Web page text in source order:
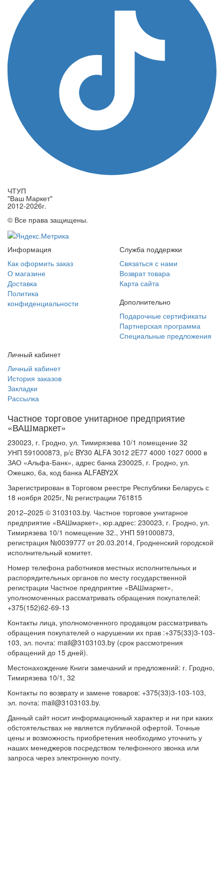
ЧТУП
"Ваш Маркет"
2012-2026г.
© Все права защищены.
Информация
Как оформить заказ
О магазине
Доставка
Политика
конфиденциальности
Служба поддержки
Связаться с нами
Возврат товара
Карта сайта
Дополнительно
Подарочные сертификаты
Партнерская программа
Специальные предложения
Личный кабинет
Личный кабинет
История заказов
Закладки
Рассылка
Частное торговое унитарное предприятие
«ВАШмаркет»
230023, г. Гродно, ул. Тимирязева 10/1 помещение 32
УНП 591000873, р/с BY30 ALFA 3012 2E77 4000 1027 0000 в
ЗАО «Альфа-Банк», адрес банка 230025, г. Гродно, ул.
Ожешко, 6а, код банка ALFABY2X
Зарегистрирован в Торговом реестре Республики Беларусь с
18 ноября 2025г, № регистрации 761815
2012–2025 © 3103103.by. Частное торговое унитарное
предприятие «ВАШмаркет», юр.адрес: 230023, г. Гродно, ул.
Тимирязева 10/1 помещение 32., УНП 591000873,
регистрация №0039777 от 20.03.2014, Гродненский городской
исполнительный комитет.
Номер телефона работников местных исполнительных и
распорядительных органов по месту государственной
регистрации Частное предприятие «ВАШмаркет»,
уполномоченных рассматривать обращения покупателей:
+375(152)62-69-13
Контакты лица, уполномоченного продавцом рассматривать
обращения покупателей о нарушении их прав :+375(33)3-103-
103, эл. почта: mail@3103103.by (срок рассмотрения
обращений до 15 дней).
Местонахождение Книги замечаний и предложений: г. Гродно,
Тимирязева 10/1, 32
Контакты по возврату и замене товаров: +375(33)3-103-103,
эл. почта: mail@3103103.by.
Данный сайт носит информационный характер и ни при каких
обстоятельствах не является публичной офертой. Точные
цены и возможность приобретения необходимо уточнить у
наших менеджеров посредством телефонного звонка или
запроса через электронную почту.